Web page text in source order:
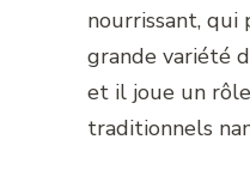
nourrissant, qui
grande variété
et il joue un
traditionnels